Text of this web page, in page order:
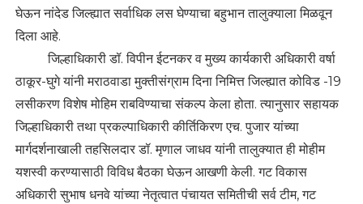
घेऊन नांदेड जिल्ह्यात सर्वाधिक लस घेण्याचा बहुभान तालुक्याला मिळवून
दिला आहे.
जिल्हाधिकारी डॉ. विपीन ईटनकर व मुख्य कार्यकारी अधिकारी वर्षा
ठाकूर-घुगे यांनी मराठवाडा मुक्तीसंग्राम दिना निमित्त जिल्ह्यात कोविड -19
लसीकरण विशेष मोहिम राबविण्याचा संकल्प केला होता. त्यानुसार सहायक
जिल्हाधिकारी तथा प्रकल्पाधिकारी कीर्तिकिरण एच. पुजार यांच्या
मार्गदर्शनाखाली तहसिलदार डॉ. मृणाल जाधव यांनी तालुक्यात ही मोहीम
यशस्वी करण्यासाठी विविध बैठका घेऊन आखणी केली. गट विकास
अधिकारी सुभाष धनवे यांच्या नेतृत्वात पंचायत समितीची सर्व टीम, गट